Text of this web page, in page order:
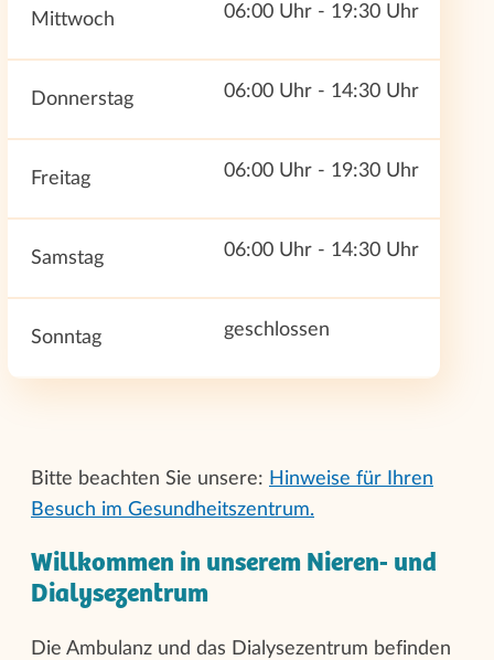
Mittwoch 06:00 Uhr - 19:30 Uhr
Donnerstag 06:00 Uhr - 14:30 Uhr
Freitag 06:00 Uhr - 19:30 Uhr
Samstag 06:00 Uhr - 14:30 Uhr
Sonntag geschlossen
Bitte beachten Sie unsere: Hinweise für Ihren
Besuch im Gesundheitszentrum.
Willkommen in unserem Nieren- und
Dialysezentrum
Die Ambulanz und das Dialysezentrum befinden